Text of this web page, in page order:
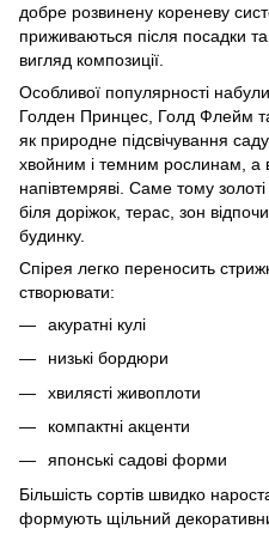
добре розвинену кореневу
приживаються після посадки
вигляд композиції.
Особливої популярності
Голден Принцес, Голд Флейм
як природне підсвічування
хвойним і темним рослинам, а
напівтемряві. Саме тому
біля доріжок, терас, зон
будинку.
Спірея легко переносить
створювати:
акуратні кулі
низькі бордюри
хвилясті живоплоти
компактні акценти
японські садові форми
Більшість сортів швидко
формують щільний